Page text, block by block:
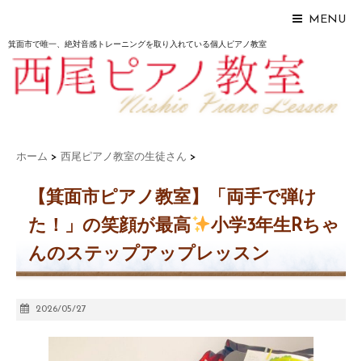
MENU
箕面市で唯一、絶対音感トレーニングを取り入れている個人ピアノ教室
ホーム > 西尾ピアノ教室の生徒さん >
【箕面市ピアノ教室】「両手で弾け
た！」の笑顔が最高
小学3年生Rちゃ
んのステップアップレッスン
2026/05/27